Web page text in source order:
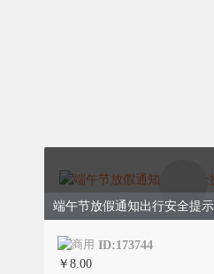
端午节放假通知出行安全提
ID:173744
￥8.00